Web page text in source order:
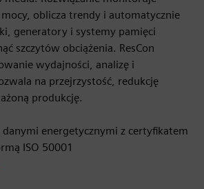
oblicza trendy i automatycznie
generatory i systemy pamięci
szczytów obciążenia. ResCon
wydajności, analizę i
na przejrzystość, redukcję
produkcję.
danymi energetycznymi z certyfikatem
ISO 50001